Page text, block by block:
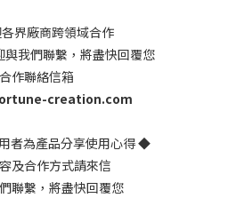
界廠商跨領域合作
與我們聯繫，將盡快回覆您
合作聯絡信箱
creation.com
者為產品分享使用心得 ◆
及合作方式請來信
聯繫，將盡快回覆您